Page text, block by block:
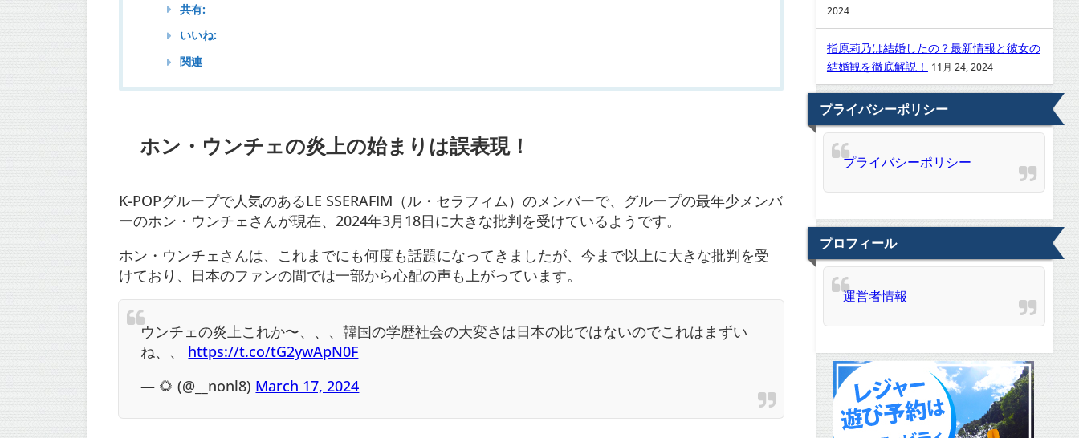
共有:
いいね:
関連
ホン・ウンチェの炎上の始まりは誤表現！
K-POPグループで人気のあるLE SSERAFIM（ル・セラフィム）のメンバーで、グループの最年少メンバ
ーのホン・ウンチェさんが現在、2024年3月18日に大きな批判を受けているようです。
ホン・ウンチェさんは、これまでにも何度も話題になってきましたが、今まで以上に大きな批判を受
けており、日本のファンの間では一部から心配の声も上がっています。
ウンチェの炎上これか〜、、、韓国の学歴社会の大変さは日本の比ではないのでこれはまずい
ね、、 https://t.co/tG2ywApN0F
— 🌻 (@__nonl8) March 17, 2024
2024
指原莉乃は結婚したの？最新情報と彼女の
結婚観を徹底解説！
11月 24, 2024
プライバシーポリシー
プライバシーポリシー
プロフィール
運営者情報